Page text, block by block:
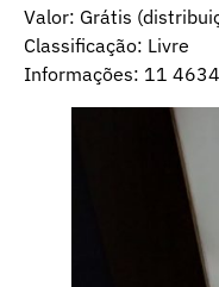
Valor: Grátis
Classificação: Livre
Informações: 11